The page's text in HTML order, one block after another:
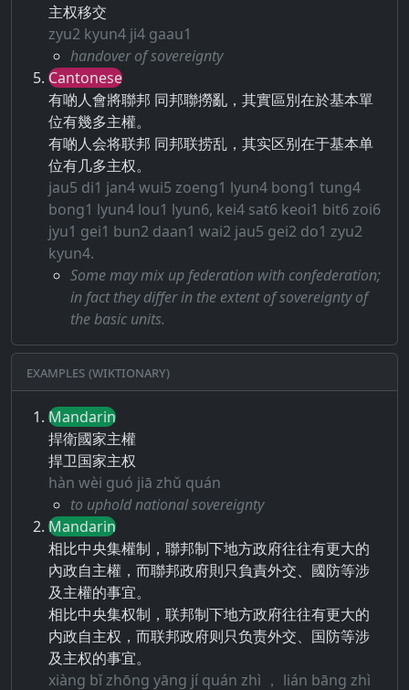
主权移交
zyu2 kyun4 ji4 gaau1
handover of sovereignty
Cantonese
有啲人會將聯邦 同邦聯撈亂，其實區別在於基本單
位有幾多主權。
有啲人会将联邦 同邦联捞乱，其实区别在于基本单
位有几多主权。
jau5 di1 jan4 wui5 zoeng1 lyun4 bong1 tung4
bong1 lyun4 lou1 lyun6, kei4 sat6 keoi1 bit6 zoi6
jyu1 gei1 bun2 daan1 wai2 jau5 gei2 do1 zyu2
kyun4.
Some may mix up federation with confederation;
in fact they differ in the extent of sovereignty of
the basic units.
Examples (Wiktionary)
Mandarin
捍衛國家主權
捍卫国家主权
hàn wèi guó jiā zhǔ quán
to uphold national sovereignty
Mandarin
相比中央集權制，聯邦制下地方政府往往有更大的
內政自主權，而聯邦政府則只負責外交、國防等涉
及主權的事宜。
相比中央集权制，联邦制下地方政府往往有更大的
内政自主权，而联邦政府则只负责外交、国防等涉
及主权的事宜。
xiàng bǐ zhōng yāng jí quán zhì ， lián bāng zhì